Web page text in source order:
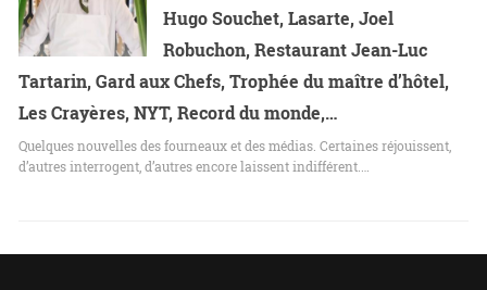
Hugo Souchet, Lasarte, Joel
Robuchon, Restaurant Jean-Luc
Tartarin, Gard aux Chefs, Trophée du maître d’hôtel,
Les Crayères, NYT, Record du monde,…
Quelques nouvelles des fourneaux et des médias. Certaines réjouissent,
d’autres interrogent, d’autres encore laissent indifférent.…